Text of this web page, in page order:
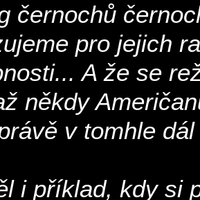
černochů
pro jejich
A že se
někdy
v tomhle
i příklad, kdy si